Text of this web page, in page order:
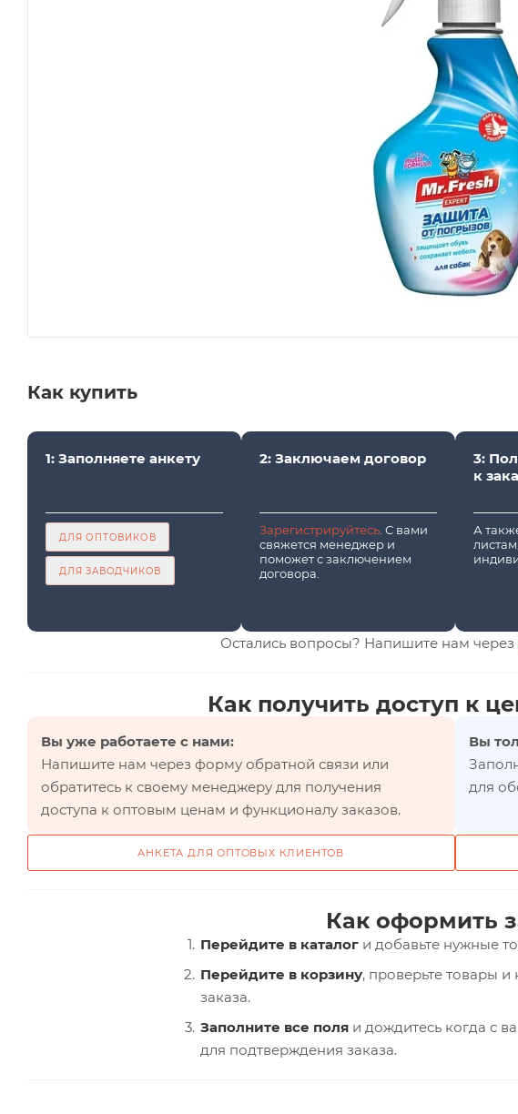
Как купить
1: Заполняете анкету
ДЛЯ ОПТОВИКОВ
ДЛЯ ЗАВОДЧИКОВ
2: Заключаем договор
Зарегистрируйтесь. С вами
свяжется менеджер и
поможет с заключением
договора.
3:
к
А
Остались вопросы? Напишите нам через
Как получить доступ к
Вы уже работаете с нами:
Напишите нам через форму обратной связи или
обратитесь к своему менеджеру для получения
доступа к оптовым ценам и функционалу заказов.
Вы
для
АНКЕТА ДЛЯ ОПТОВЫХ КЛИЕНТОВ
Как оформить
Перейдите в каталоги добавьте нужные
Перейдите в корзину, проверьте товары
заказа.
Заполните все поляи дождитесь когда с
для подтверждения заказа.